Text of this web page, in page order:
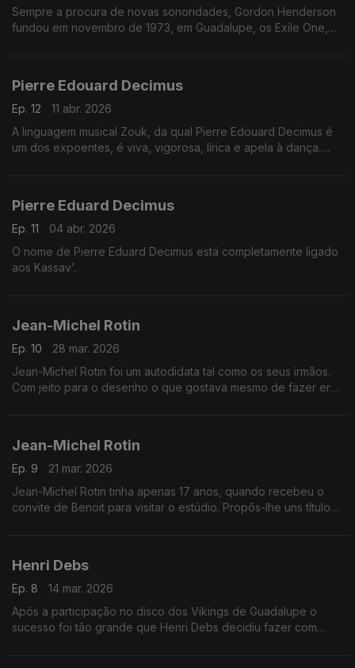
Sempre a procura de novas sonoridades, Gordon Henderson
fundou em novembro de 1973, em Guadalupe, os Exile One,
Pierre Edouard Decimus
Ep. 12
11 abr. 2026
A linguagem musical Zouk, da qual Pierre Edouard Decimus é
um dos expoentes, é viva, vigorosa, lírica e apela à dança.
Pierre Eduard Decimus
Ep. 11
04 abr. 2026
O nome de Pierre Eduard Decimus está completamente ligado
aos Kassav’.
Jean-Michel Rotin
Ep. 10
28 mar. 2026
Jean-Michel Rotin foi um autodidata tal como os seus irmãos.
Com jeito para o desenho o que gostava mesmo de fazer era
Jean-Michel Rotin
Ep. 9
21 mar. 2026
Jean-Michel Rotin tinha apenas 17 anos, quando recebeu o
convite de Benoit para visitar o estúdio. Propôs-lhe uns títulos,
Henri Debs
Ep. 8
14 mar. 2026
Após a participação no disco dos Vikings de Guadalupe o
sucesso foi tão grande que Henri Debs decidiu fazer com